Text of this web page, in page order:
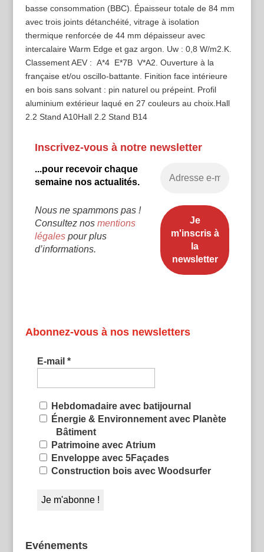
basse consommation (BBC). Épaisseur totale de 84 mm
avec trois joints détanchéité, vitrage à isolation
thermique renforcée de 44 mm dépaisseur avec
intercalaire Warm Edge et gaz argon. Uw : 0,8 W/m2.K.
Classement AEV : A*4  E*7B  V*A2. Ouverture à la
française et/ou oscillo-battante. Finition face intérieure
en bois sans solvant : pin naturel ou prépeint. Profil
aluminium extérieur laqué en 27 couleurs au choix. Hall
2.2 Stand A10 Hall 2.2 Stand B14
Inscrivez-vous à notre newsletter
...pour recevoir chaque
semaine nos actualités.
Nous ne spammons pas !
Consultez nos mentions
légalespour plus
d’informations.
Abonnez-vous à nos newsletters
E-mail *
Hebdomadaire avec batijournal
Énergie & Environnement avec Planète
Bâtiment
Patrimoine avec Atrium
Enveloppe avec 5Façades
Construction bois avec Woodsurfer
Evénements